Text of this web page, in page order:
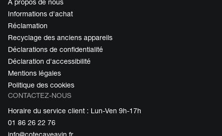
À propos de nous
Informations d'achat
Réclamation
Recyclage des anciens appareils
Déclarations de confidentialité
Déclaration d'accessibilité
Mentions légales
Politique des cookies
CONTACTEZ-NOUS
Horaire du service client : Lun-Ven 9h-17h
01 86 26 22 76